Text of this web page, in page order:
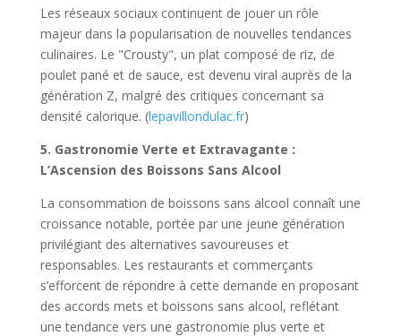
Les réseaux sociaux continuent de jouer un rôle
majeur dans la popularisation de nouvelles tendances
culinaires. Le "Crousty", un plat composé de riz, de
poulet pané et de sauce, est devenu viral auprès de la
génération Z, malgré des critiques concernant sa
densité calorique. (lepavillondulac.fr)
5. Gastronomie Verte et Extravagante :
L’Ascension des Boissons Sans Alcool
La consommation de boissons sans alcool connaît une
croissance notable, portée par une jeune génération
privilégiant des alternatives savoureuses et
responsables. Les restaurants et commerçants
s’efforcent de répondre à cette demande en proposant
des accords mets et boissons sans alcool, reflétant
une tendance vers une gastronomie plus verte et